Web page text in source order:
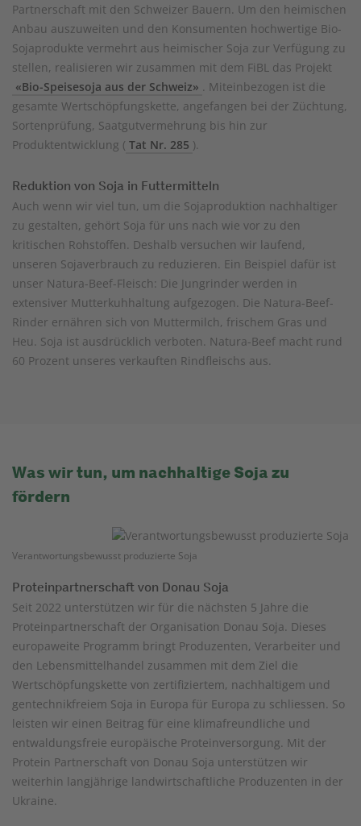
Partnerschaft mit den Schweizer Bauern. Um den heimischen
Anbau auszuweiten und den Konsumenten hochwertige Bio-
Sojaprodukte vermehrt aus heimischer Soja zur Verfügung zu
stellen, realisieren wir zusammen mit dem FiBL das Projekt
«Bio-Speisesoja aus der Schweiz»
. Miteinbezogen ist die
gesamte Wertschöpfungskette, angefangen bei der Züchtung,
Sortenprüfung, Saatgutvermehrung bis hin zur
Produktentwicklung ( Tat Nr. 285 ).
Reduktion von Soja in Futtermitteln
Auch wenn wir viel tun, um die Sojaproduktion nachhaltiger
zu gestalten, gehört Soja für uns nach wie vor zu den
kritischen Rohstoffen. Deshalb versuchen wir laufend,
unseren Sojaverbrauch zu reduzieren. Ein Beispiel dafür ist
unser Natura-Beef-Fleisch: Die Jungrinder werden in
extensiver Mutterkuhhaltung aufgezogen. Die Natura-Beef-
Rinder ernähren sich von Muttermilch, frischem Gras und
Heu. Soja ist ausdrücklich verboten. Natura-Beef macht rund
60 Prozent unseres verkauften Rindfleischs aus.
Was wir tun, um nachhaltige Soja zu
fördern
Verantwortungsbewusst produzierte Soja
Proteinpartnerschaft von Donau Soja
Seit 2022 unterstützen wir für die nächsten 5 Jahre die
Proteinpartnerschaft der Organisation Donau Soja. Dieses
europaweite Programm bringt Produzenten, Verarbeiter und
den Lebensmittelhandel zusammen mit dem Ziel die
Wertschöpfungskette von zertifiziertem, nachhaltigem und
gentechnikfreiem Soja in Europa für Europa zu schliessen. So
leisten wir einen Beitrag für eine klimafreundliche und
entwaldungsfreie europäische Proteinversorgung. Mit der
Protein Partnerschaft von Donau Soja unterstützen wir
weiterhin langjährige landwirtschaftliche Produzenten in der
Ukraine.